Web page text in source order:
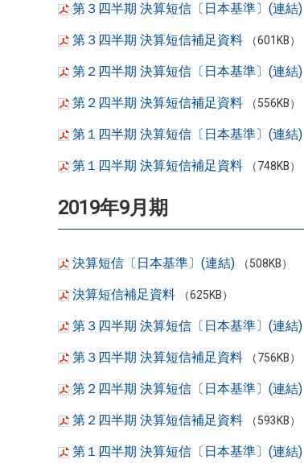
第３四半期 決算短信〔日本基準〕(連結)
第３四半期 決算短信補足資料 （601KB）
第２四半期 決算短信〔日本基準〕(連結)
第２四半期 決算短信補足資料 （556KB）
第１四半期 決算短信〔日本基準〕(連結)
第１四半期 決算短信補足資料 （748KB）
2019年9月期
決算短信〔日本基準〕(連結) （508KB）
決算短信補足資料 （625KB）
第３四半期 決算短信〔日本基準〕(連結)
第３四半期 決算短信補足資料 （756KB）
第２四半期 決算短信〔日本基準〕(連結)
第２四半期 決算短信補足資料 （593KB）
第１四半期 決算短信〔日本基準〕(連結)